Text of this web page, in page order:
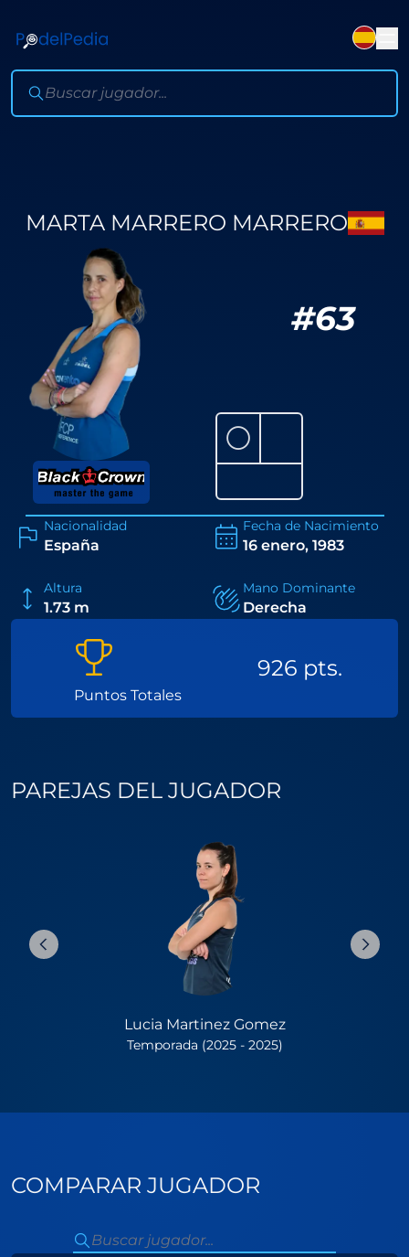
MARTA MARRERO MARRERO
#63
⚪
Nacionalidad
España
Fecha de Nacimiento
16 enero, 1983
Altura
1.73 m
Mano Dominante
Derecha
Puntos Totales
926 pts.
PAREJAS DEL JUGADOR
Lucia Martinez Gomez
Temporada (2025 - 2025)
COMPARAR JUGADOR